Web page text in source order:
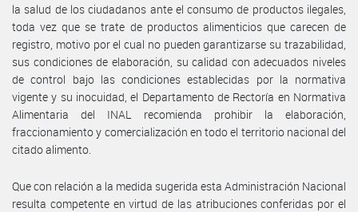
la salud de los ciudadanos ante el consumo de productos ilegales,
toda vez que se trate de productos alimenticios que carecen de
registro, motivo por el cual no pueden garantizarse su trazabilidad,
sus condiciones de elaboración, su calidad con adecuados niveles
de control bajo las condiciones establecidas por la normativa
vigente y su inocuidad, el Departamento de Rectoría en Normativa
Alimentaria del INAL recomienda prohibir la elaboración,
fraccionamiento y comercialización en todo el territorio nacional del
citado alimento.
Que con relación a la medida sugerida esta Administración Nacional
resulta competente en virtud de las atribuciones conferidas por el